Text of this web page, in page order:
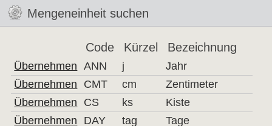
Mengeneinheit suchen
Code Kürzel Bezeichnung
Übernehmen ANN j
Jahr
Übernehmen
CMT cm
Zentimeter
Übernehmen
CS ks
Kiste
Übernehmen
DAY tag
Tage